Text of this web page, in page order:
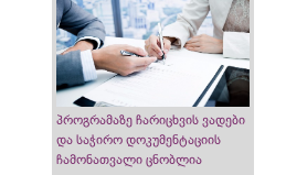
პროგრამაზე ჩარიცხვის ვადები
და საჭირო დოკუმენტაციის
ჩამონათვალი ცნობლია